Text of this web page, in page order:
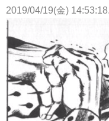
2019/04/19(金)